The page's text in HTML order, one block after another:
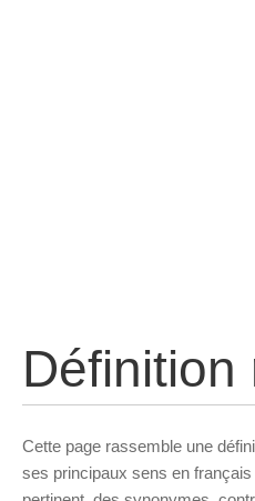
Définition
Cette page rassemble une
ses principaux sens en